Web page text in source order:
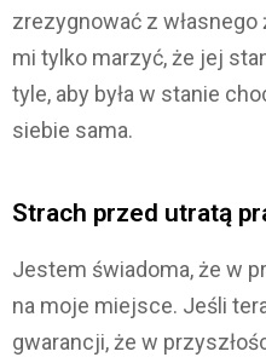
zrezygnować z
mi tylko marzyć, że jej
tyle, aby była w stanie
siebie sama.
Strach przed utratą
Jestem świadoma, że w
na moje miejsce. Jeśli
gwarancji, że w